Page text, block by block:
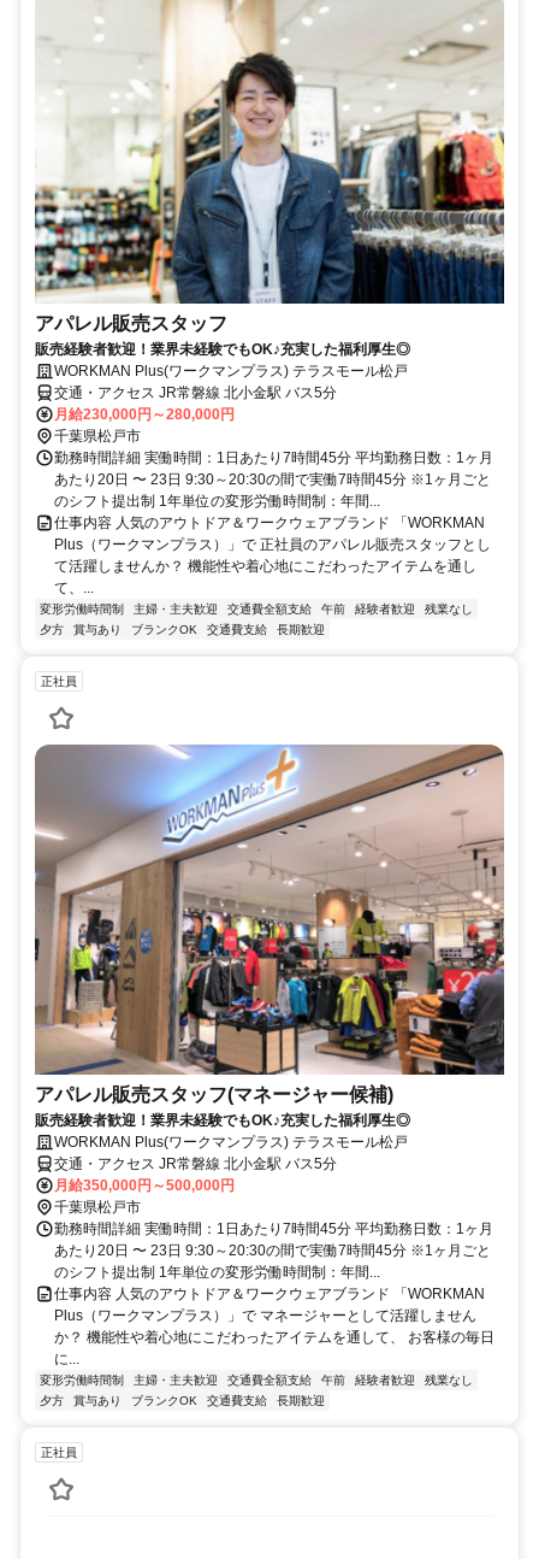
アパレル販売スタッフ
販売経験者歓迎！業界未経験でもOK♪充実した福利厚生◎
WORKMAN Plus(ワークマンプラス) テラスモール松戸
交通・アクセス JR常磐線 北小金駅 バス5分
月給230,000円～280,000円
千葉県松戸市
勤務時間詳細 実働時間：1日あたり7時間45分 平均勤務日数：1ヶ月
あたり20日 〜 23日 9:30～20:30の間で実働7時間45分 ※1ヶ月ごと
のシフト提出制 1年単位の変形労働時間制：年間...
仕事内容 人気のアウトドア＆ワークウェアブランド 「WORKMAN
Plus（ワークマンプラス）」で 正社員のアパレル販売スタッフとし
て活躍しませんか？ 機能性や着心地にこだわったアイテムを通し
て、...
変形労働時間制 主婦・主夫歓迎 交通費全額支給 午前 経験者歓迎
残業なし
夕方
賞与あり ブランクOK 交通費支給 長期歓迎
正社員
アパレル販売スタッフ(マネージャー候補)
販売経験者歓迎！業界未経験でもOK♪充実した福利厚生◎
WORKMAN Plus(ワークマンプラス) テラスモール松戸
交通・アクセス JR常磐線 北小金駅 バス5分
月給350,000円～500,000円
千葉県松戸市
勤務時間詳細 実働時間：1日あたり7時間45分 平均勤務日数：1ヶ月
あたり20日 〜 23日 9:30～20:30の間で実働7時間45分 ※1ヶ月ごと
のシフト提出制 1年単位の変形労働時間制：年間...
仕事内容 人気のアウトドア＆ワークウェアブランド 「WORKMAN
Plus（ワークマンプラス）」で マネージャーとして活躍しません
か？ 機能性や着心地にこだわったアイテムを通して、 お客様の毎日
に...
変形労働時間制 主婦・主夫歓迎 交通費全額支給 午前 経験者歓迎
残業なし
夕方
賞与あり ブランクOK 交通費支給 長期歓迎
正社員